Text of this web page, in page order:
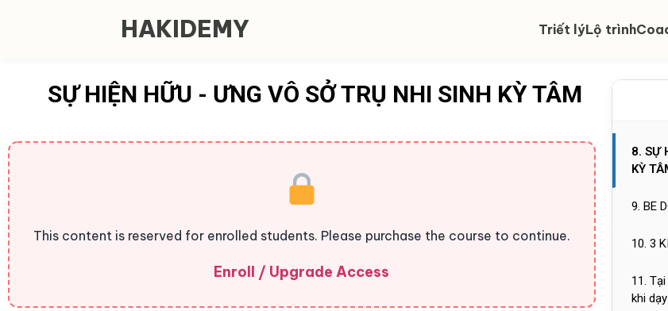
HAKIDEMY Triết lýLộ trình
SỰ HIỆN HỮU - ƯNG VÔ SỞ TRỤ NHI SINH KỲ TÂM
This content is reserved for enrolled students. Please purchase the course to continue.
Enroll / Upgrade Access
5.
6.
8. SỰ
KỲ
9. BE
10. 3
11.
khi